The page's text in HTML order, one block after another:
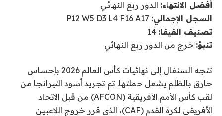
أفضل الانتهاء: الدور ربع النهائي
السجل الإجمالي:
تصنيف الفيفا:
تنبؤ: خرج من الدور ربع النهائي
تتجه السنغال إلى نهائيات كأس العالم 2026 بإحساس
حارق بالظلم يشعل حملتها. تم تجريد أسود التيرانجا من
لقب كأس الأمم الأفريقية (AFCON) من قبل الاتحاد
الأفريقي لكرة القدم (CAF)، الذي قرر خروج اللاعبين